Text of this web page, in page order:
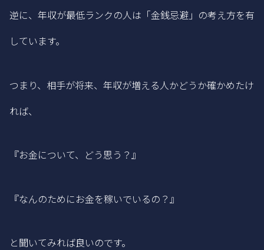
逆に、年収が最低ランクの人は「金銭忌避」の考え方を有
しています。
つまり、相手が将来、年収が増える人かどうか確かめたけ
れば、
『お金について、どう思う？』
『なんのためにお金を稼いでいるの？』
と聞いてみれば良いのです。